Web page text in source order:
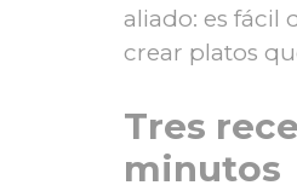
aliado: es fácil
crear platos
Tres
minutos